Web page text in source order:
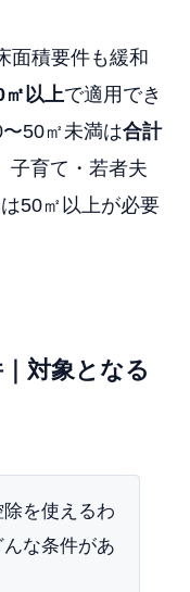
面積要件も緩和
㎡以上で適用でき
50㎡未満は合計
子育て・若者夫
50㎡以上が必要
対象となる
を使えるわ
な条件があ